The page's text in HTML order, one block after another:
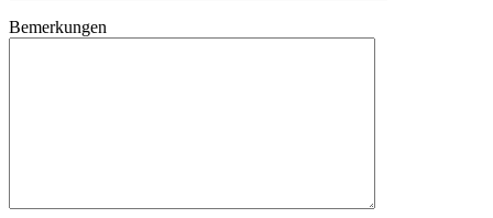
Bemerkungen